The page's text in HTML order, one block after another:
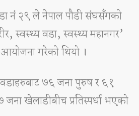
नंं २९ ले नेपाल पौडी संघसँगको
स्वस्थ्य वडा, स्वस्थ्य महानगर’
आयोजना गरेको थियो ।
वडाहरुबाट ७६ जना पुरुष र ६१
खेलाडीबीच प्रतिस्पर्धा भएको